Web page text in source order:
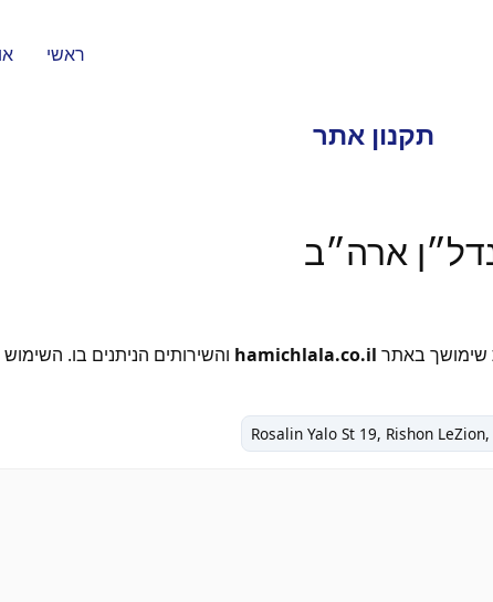
ראשי
תקנון אתר
ארה״ב
שימושך באתר hamichlala.co.il והשירותים הניתנים בו.